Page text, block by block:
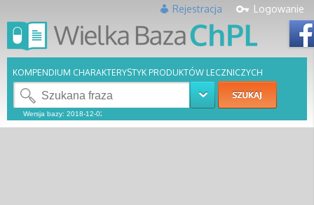
Logowanie
Rejestracja
KOMPENDIUM CHARAKTERYSTYK PRODUKTÓW LECZNICZYCH